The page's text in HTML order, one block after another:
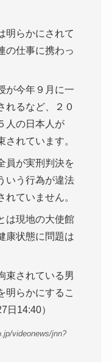
明らかにされて
の仕事に携わっ
が今年９月に一
れるなど、２０
人の日本人が
されています。
員が実刑判決を
いう行為が違法
ていません。
は現地の大使館
康状態に問題は
束されている男
明らかにするこ
日14:40）
videonews/jnn?